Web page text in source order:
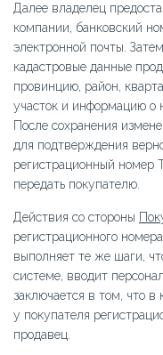
Далее владелец
компании, банковский
электронной почты.
кадастровые данные
провинцию, район,
участок и информацию о
После сохранения
для подтверждения
регистрационный номер
передать покупателю.
Действия со стороны
регистрационного
выполняет те же шаги,
системе, вводит
заключается в том, что
у покупателя
продавец.